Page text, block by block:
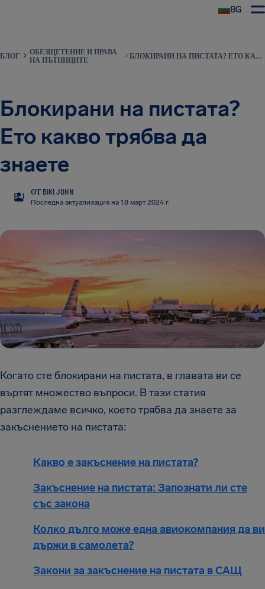
BG
БЛОГ
ОБЕЗЩЕТЕНИЕ И ПРАВА
НА ПЪТНИЦИТЕ
БЛОКИРАНИ НА ПИСТАТА? ЕТО КАКВО ТРЯБВА ДА ЗНАЕТЕ
Блокирани на пистата?
Ето какво трябва да
знаете
BJ
ОТ BIKI JOHN
Последна актуализация на 18 март 2024 г.
Когато сте блокирани на пистата, в главата ви се
въртят множество въпроси. В тази статия
разглеждаме всичко, което трябва да знаете за
закъснението на пистата:
Какво е закъснение на пистата?
Закъснение на пистата: Запознати ли сте
със закона
Колко дълго може една авиокомпания да ви
държи в самолета?
Закони за закъснение на пистата в САЩ